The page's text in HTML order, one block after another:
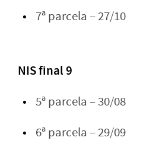
7ª parcela – 27/10
NIS final 9
5ª parcela – 30/08
6ª parcela – 29/09